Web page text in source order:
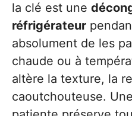
la clé est une
réfrigérateur
absolument de les
chaude ou à
altère la texture, la
caoutchouteuse.